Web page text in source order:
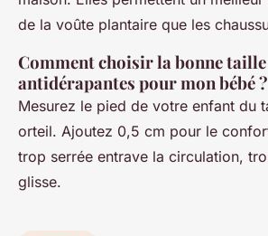
de la voûte plantaire que les
Comment choisir la bonne taille
antidérapantes pour mon bébé ?
Mesurez le pied de votre enfant du
orteil. Ajoutez 0,5 cm pour le
trop serrée entrave la circulation,
glisse.